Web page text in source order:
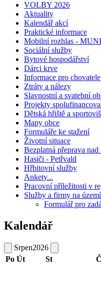
VOLBY 2026
Aktuality
Kalendář akcí
Praktické informace
Mobilní rozhlas -
Sociální služby
Bytové hospodářství
Dárci krve
Informace pro chovatele
Ztráty a nálezy
Slavnostní a svatební
Projekty
Dětská hřiště a
Mapy obce
Formuláře ke stažení
Životní situace
Bezplatná přeprava nad
Hasiči - Petřvald
Hřbitovní služby
Ankety...
Pracovní příležitosti v
Služby a firmy na
Formulář pro
Kalendář
Srpen2026
Po Út St